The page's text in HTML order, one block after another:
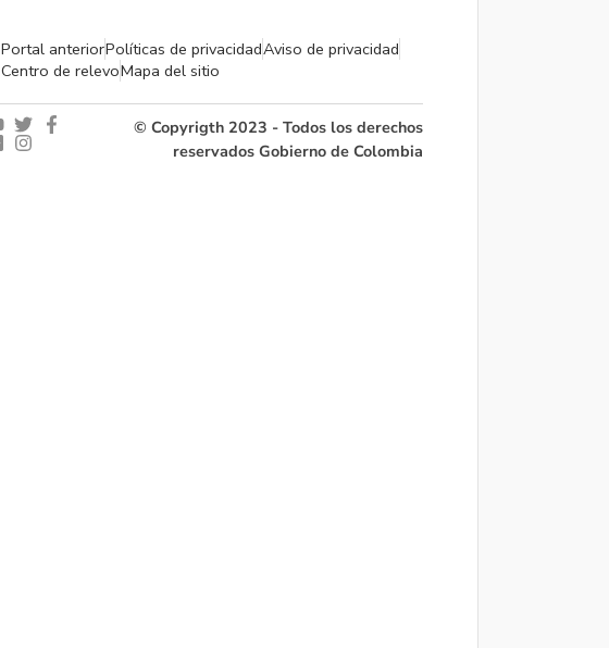
Portal anteriorPolíticas de privacidadAviso de privacidad
Centro de relevoMapa del sitio
© Copyrigth 2023 - Todos los derechos
reservados Gobierno de Colombia